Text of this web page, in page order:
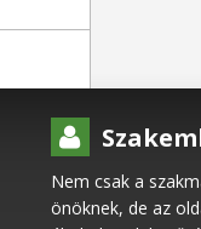
Nem csak a
önöknek, de az